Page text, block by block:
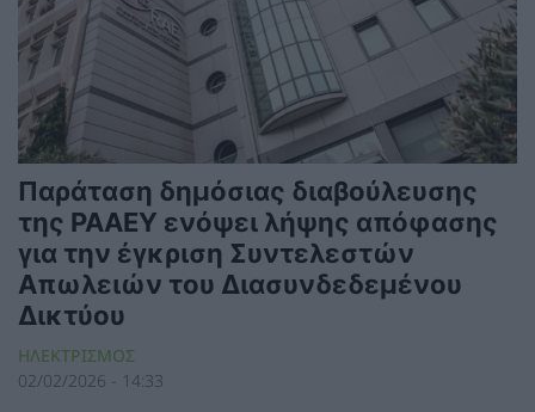
Παράταση δημόσιας διαβούλευσης
της ΡΑΑΕΥ ενόψει λήψης απόφασης
για την έγκριση Συντελεστών
Απωλειών του Διασυνδεδεμένου
Δικτύου
ΗΛΕΚΤΡΙΣΜΟΣ
02/02/2026 - 14:33